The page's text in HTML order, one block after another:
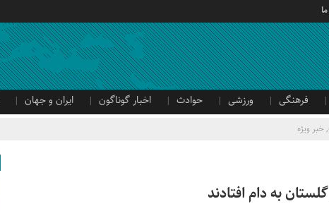
فرهنگی ورزشی حوادث اخبار گوناگون ایران و جهان
,خبر ویژه